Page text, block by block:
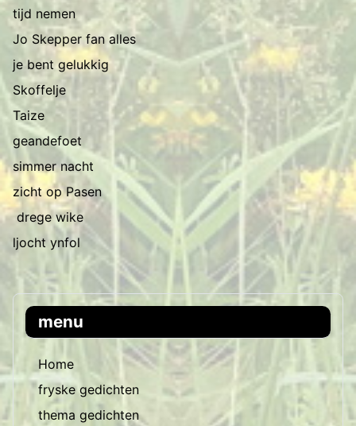
menu
Home
fryske gedichten
thema gedichten
tijd nemen
Jo Skepper fan alles
je bent gelukkig
Skoffelje
Taize
geandefoet
simmer nacht
zicht op Pasen
drege wike
ljocht ynfol